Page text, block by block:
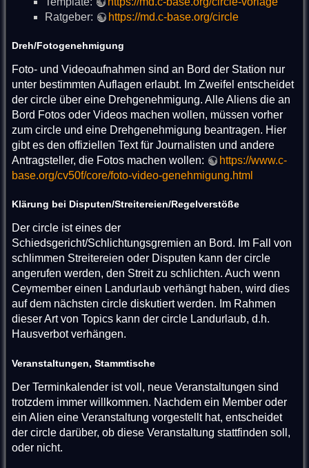
Ratgeber:
https://md.c-base.org/circle
Dreh/Fotogenehmigung
Foto- und Videoaufnahmen sind an Bord der Station nur
unter bestimmten Auflagen erlaubt. Im Zweifel entscheidet
der circle über eine Drehgenehmigung. Alle Aliens die an
Bord Fotos oder Videos machen wollen, müssen vorher
zum circle und eine Drehgenehmigung beantragen. Hier
gibt es den offiziellen Text für Journalisten und andere
Antragsteller, die Fotos machen wollen:
https://www.c-
base.org/cv50f/core/foto-video-genehmigung.html
Klärung bei Disputen/Streitereien/Regelverstöße
Der circle ist eines der
Schiedsgericht/Schlichtungsgremien an Bord. Im Fall von
schlimmen Streitereien oder Disputen kann der circle
angerufen werden, den Streit zu schlichten. Auch wenn
Ceymember einen Landurlaub verhängt haben, wird dies
auf dem nächsten circle diskutiert werden. Im Rahmen
dieser Art von Topics kann der circle Landurlaub, d.h.
Hausverbot verhängen.
Veranstaltungen, Stammtische
Der Terminkalender ist voll, neue Veranstaltungen sind
trotzdem immer willkommen. Nachdem ein Member oder
ein Alien eine Veranstaltung vorgestellt hat, entscheidet
der circle darüber, ob diese Veranstaltung stattfinden soll,
oder nicht.